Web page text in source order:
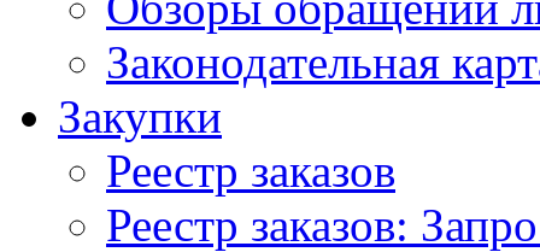
Законодательная
Закупки
Реестр заказов
Реестр заказов: